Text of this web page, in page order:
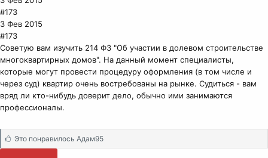
#173
3 Фев 2015
#173
Советую вам изучить 214 ФЗ "Об участии в долевом строительстве
многоквартирных домов". На данный момент специалисты,
которые могут провести процедуру оформления (в том числе и
через суд) квартир очень востребованы на рынке. Судиться - вам
вряд ли кто-нибудь доверит дело, обычно ими занимаются
профессионалы.
С
и
Это понравилось Адам95